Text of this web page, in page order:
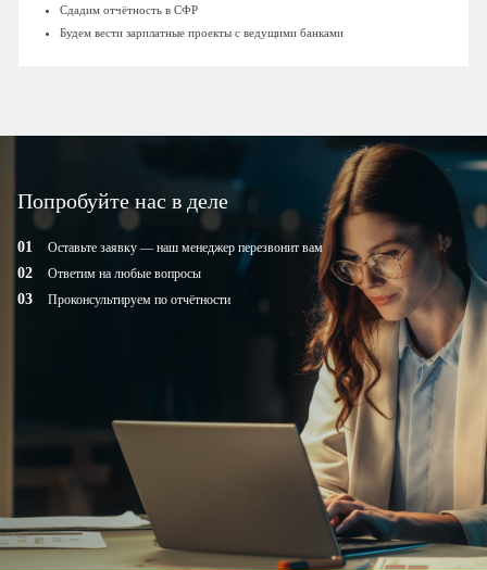
Сдадим отчётность в СФР
Будем вести зарплатные проекты с ведущими банками
Попробуйте нас в деле
Оставьте заявку — наш менеджер перезвонит вам
Ответим на любые вопросы
Проконсультируем по отчётности